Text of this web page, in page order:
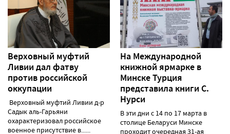
Верховный муфтий
Ливии дал фатву
против российской
оккупации
Верховный муфтий Ливии д-р
Садык аль-Гарьяни
охарактеризовал российское
военное присутствие в......
На Международной
книжной ярмарке в
Минске Турция
представила книги С.
Нурси
В эти дни с 14 по 17 марта в
столице Беларуси Минске
проходит очередная 31-ая